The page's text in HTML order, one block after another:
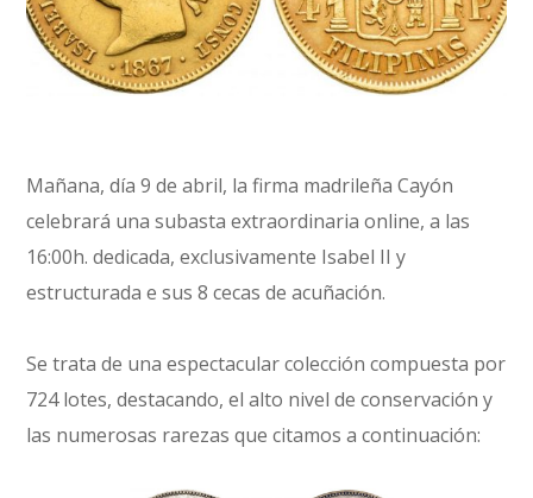
Mañana, día 9 de abril, la firma madrileña Cayón
celebrará una subasta extraordinaria online, a las
16:00h. dedicada, exclusivamente Isabel II y
estructurada e sus 8 cecas de acuñación.
Se trata de una espectacular colección compuesta por
724 lotes, destacando, el alto nivel de conservación y
las numerosas rarezas que citamos a continuación: